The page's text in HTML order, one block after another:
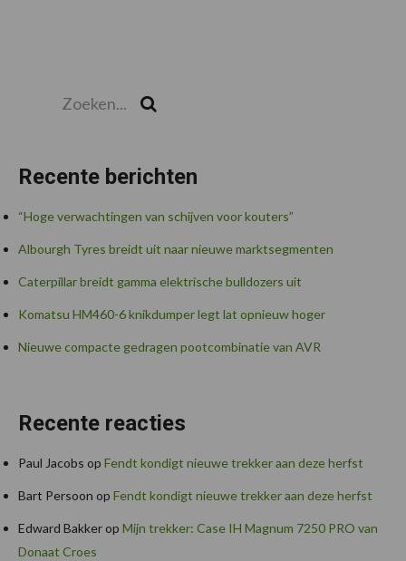
Recente berichten
“Hoge verwachtingen van schijven voor kouters”
Albourgh Tyres breidt uit naar nieuwe marktsegmenten
Caterpillar breidt gamma elektrische bulldozers uit
Komatsu HM460-6 knikdumper legt lat opnieuw hoger
Nieuwe compacte gedragen pootcombinatie van AVR
Recente reacties
Paul Jacobs op Fendt kondigt nieuwe trekker aan deze herfst
Bart Persoon op Fendt kondigt nieuwe trekker aan deze herfst
Edward Bakkerop Mijn trekker: Case IH Magnum 7250 PRO van
Donaat Croes